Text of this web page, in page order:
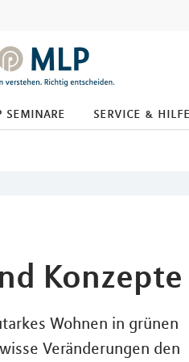
seminare service & hilfe
Konzepte
Wohnen in grünen
Veränderungen den